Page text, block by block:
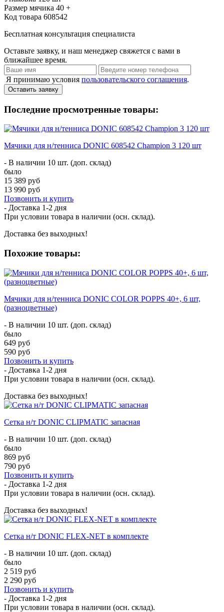
Размер мячика 40 +
Код товара 608542
Бесплатная консультация специалиста
Оставьте заявку, и наш менеджер свяжется с вами в
ближайшее время.
Я принимаю условия пользовательского соглашения.
Оставить заявку
Последние просмотренные товары:
Мячики для н/тенниса DONIC 608542 Champion 3 120 шт
- В наличии 10 шт. (доп. склад)
было
15 389 руб
13 990 руб
Позвонить и купить
- Доставка 1-2 дня
При условии товара в наличии (осн. склад).
Доставка без выходных!
Похожие товары:
Мячики для н/тенниса DONIC COLOR POPPS 40+, 6 шт,
(разноцветные)
- В наличии 10 шт. (доп. склад)
было
649 руб
590 руб
Позвонить и купить
- Доставка 1-2 дня
При условии товара в наличии (осн. склад).
Доставка без выходных!
Сетка н/т DONIC CLIPMATIC запасная
- В наличии 10 шт. (доп. склад)
было
869 руб
790 руб
Позвонить и купить
- Доставка 1-2 дня
При условии товара в наличии (осн. склад).
Доставка без выходных!
Сетка н/т DONIC FLEX-NET в комплекте
- В наличии 10 шт. (доп. склад)
было
2 519 руб
2 290 руб
Позвонить и купить
- Доставка 1-2 дня
При условии товара в наличии (осн. склад).